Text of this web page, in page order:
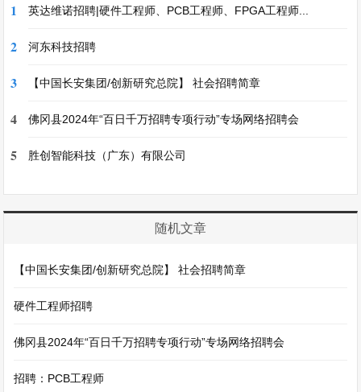
1 英达维诺招聘|硬件工程师、PCB工程师、FPGA工程师...
2 河东科技招聘
3 【中国长安集团/创新研究总院】 社会招聘简章
4 佛冈县2024年“百日千万招聘专项行动”专场网络招聘会
5 胜创智能科技（广东）有限公司
随机文章
【中国长安集团/创新研究总院】 社会招聘简章
硬件工程师招聘
佛冈县2024年“百日千万招聘专项行动”专场网络招聘会
招聘：PCB工程师